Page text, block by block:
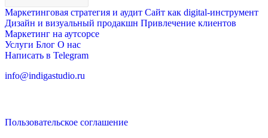
Маркетинговая стратегия и аудит Сайт как digital-инструмент
Дизайн и визуальный продакшн Привлечение клиентов
Маркетинг на аутсорсе
Услуги Блог О нас
Написать в Telegram
info@indigastudio.ru
Пользовательское соглашение